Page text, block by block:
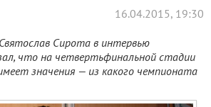
16.04.2015, 19:30
Сирота в интервью
что на четвертьфинальной стадии
значения — из какого чемпионата